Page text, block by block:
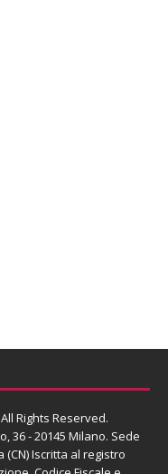
Rights Reserved.
36 - 20145 Milano. Sede
(CN) Iscritta al registro